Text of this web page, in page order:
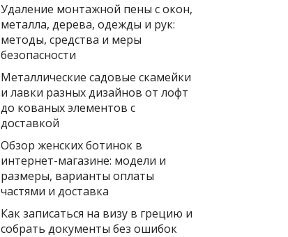
Удаление монтажной пены с окон,
металла, дерева, одежды и рук:
методы, средства и меры
безопасности
Металлические садовые скамейки
и лавки разных дизайнов от лофт
до кованых элементов с
доставкой
Обзор женских ботинок в
интернет-магазине: модели и
размеры, варианты оплаты
частями и доставка
Как записаться на визу в грецию и
собрать документы без ошибок